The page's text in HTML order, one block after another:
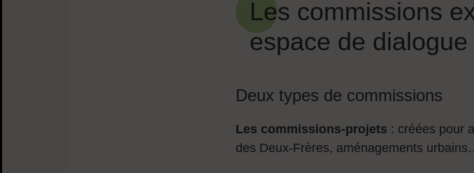
Les commissions
espace de dialogue
Deux types de commissions
Les commissions-projets : créées pour
des Deux-Frères, aménagements